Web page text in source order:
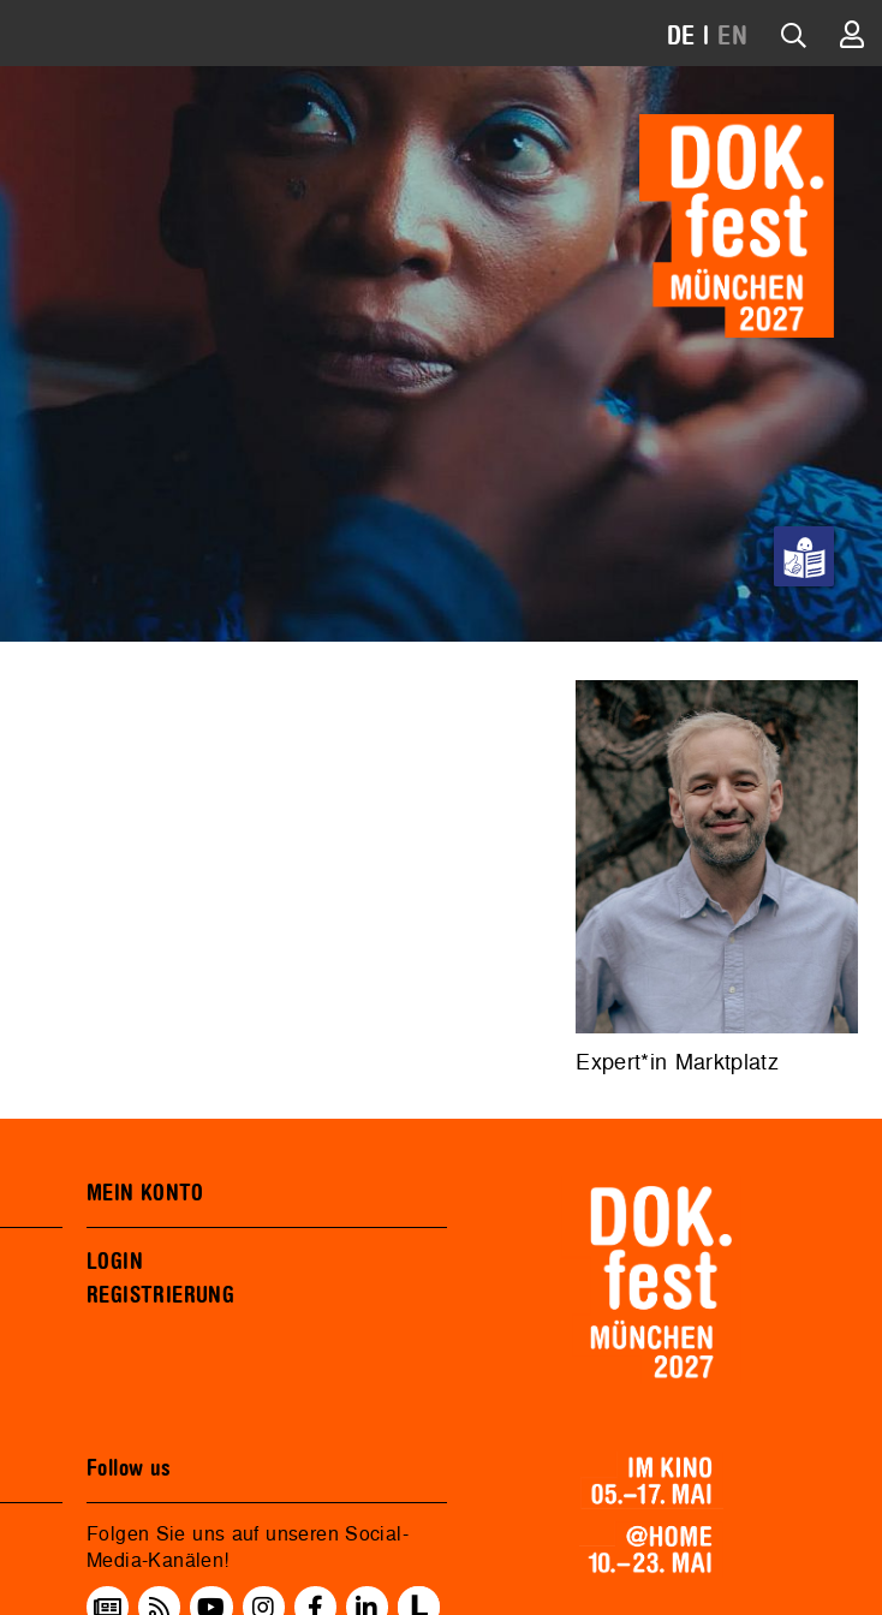
DE | EN
Expert*in Marktplatz
MEIN KONTO
LOGIN
REGISTRIERUNG
Follow us
Folgen Sie uns auf unseren Social-
Media-Kanälen!